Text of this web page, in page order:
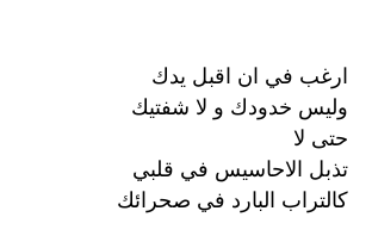
ارغب في ان اقبل يدك
وليس خدودك و ﻻ شفتيك
حتى ﻻ
تذبل اﻻحاسيس في قلبي
كالتراب البارد في صحرائك